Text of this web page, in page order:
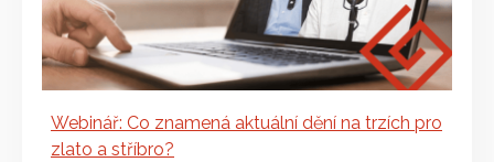
Webinář: Co znamená aktuální dění na trzích pro
zlato a stříbro?